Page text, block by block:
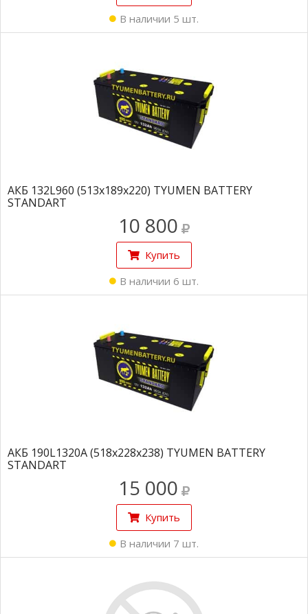
В наличии 5 шт.
АКБ 132L960 (513х189х220) TYUMEN BATTERY
STANDART
10 800
Купить
В наличии 6 шт.
АКБ 190L1320А (518x228x238) TYUMEN BATTERY
STANDART
15 000
Купить
В наличии 7 шт.